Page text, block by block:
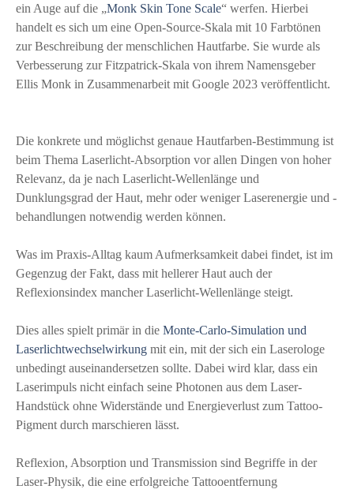
ein Auge auf die „Monk Skin Tone Scale“ werfen. Hierbei
handelt es sich um eine Open-Source-Skala mit 10 Farbtönen
zur Beschreibung der menschlichen Hautfarbe. Sie wurde als
Verbesserung zur Fitzpatrick-Skala von ihrem Namensgeber
Ellis Monk in Zusammenarbeit mit Google 2023 veröffentlicht.
Die konkrete und möglichst genaue Hautfarben-Bestimmung ist
beim Thema Laserlicht-Absorption vor allen Dingen von hoher
Relevanz, da je nach Laserlicht-Wellenlänge und
Dunklungsgrad der Haut, mehr oder weniger Laserenergie und -
behandlungen notwendig werden können.
Was im Praxis-Alltag kaum Aufmerksamkeit dabei findet, ist im
Gegenzug der Fakt, dass mit hellerer Haut auch der
Reflexionsindex mancher Laserlicht-Wellenlänge steigt.
Dies alles spielt primär in die Monte-Carlo-Simulation und
Laserlichtwechselwirkung mit ein, mit der sich ein Laserologe
unbedingt auseinandersetzen sollte. Dabei wird klar, dass ein
Laserimpuls nicht einfach seine Photonen aus dem Laser-
Handstück ohne Widerstände und Energieverlust zum Tattoo-
Pigment durch marschieren lässt.
Reflexion, Absorption und Transmission sind Begriffe in der
Laser-Physik, die eine erfolgreiche Tattooentfernung